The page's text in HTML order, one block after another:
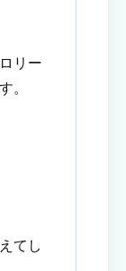
リー
。
てし